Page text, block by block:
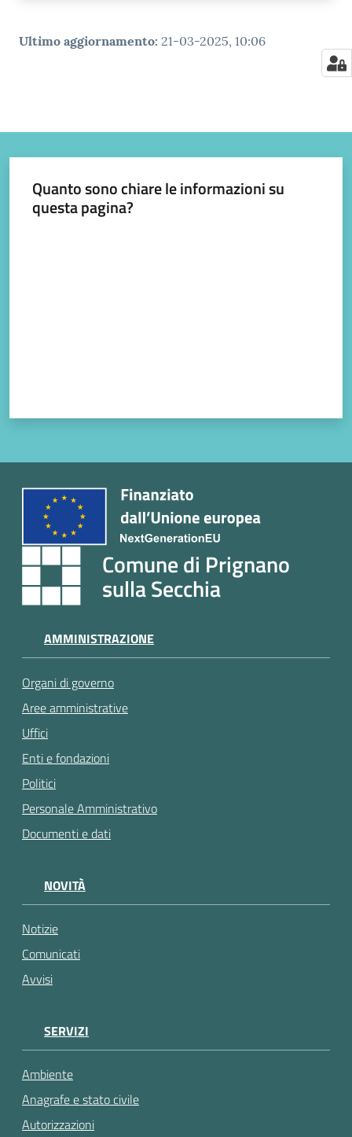
Ultimo aggiornamento: 21-03-2025, 10:06
Quanto sono chiare le informazioni su
questa pagina?
Comune di Prignano
sulla Secchia
AMMINISTRAZIONE
Organi di governo
Aree amministrative
Uffici
Enti e fondazioni
Politici
Personale Amministrativo
Documenti e dati
NOVITÀ
Notizie
Comunicati
Avvisi
SERVIZI
Ambiente
Anagrafe e stato civile
Autorizzazioni